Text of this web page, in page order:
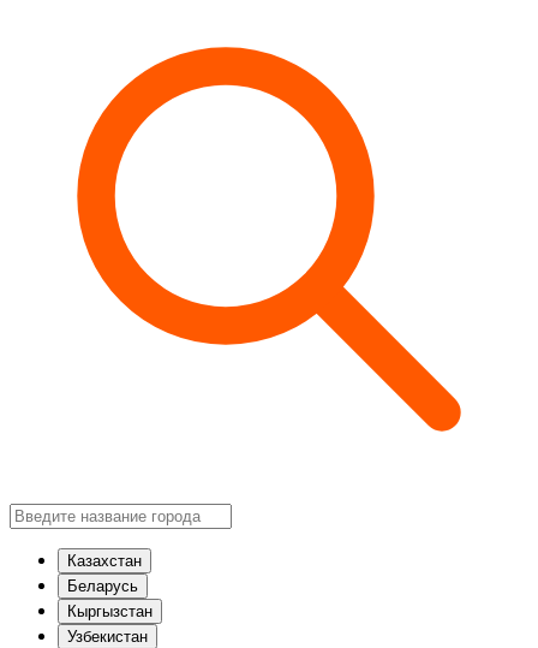
Казахстан
Беларусь
Кыргызстан
Узбекистан